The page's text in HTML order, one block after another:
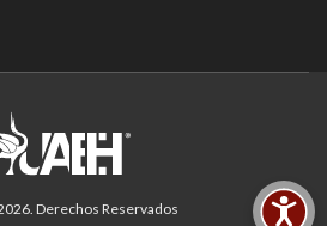
. Derechos Reservados